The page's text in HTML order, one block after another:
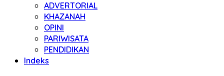
ADVERTORIAL
KHAZANAH
OPINI
PARIWISATA
PENDIDIKAN
Indeks